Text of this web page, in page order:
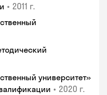
• 2011 г.
университет»
• 2020 г.